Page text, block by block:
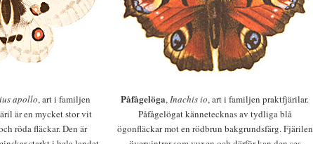
apollo, art i familjen
är en mycket stor vit
röda fläckar. Den är
Påfågelöga,Inachis io, art i familjen praktfjärilar.
Påfågelögat kännetecknas av tydliga blå
ögonfläckar mot en rödbrun bakgrundsfärg. Fjärilen